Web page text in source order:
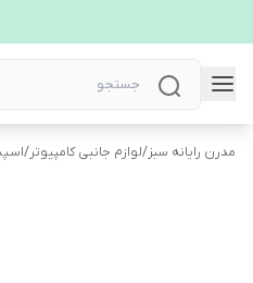
مدرن رایانه سبز/لوازم جانبی کامپیوتر/